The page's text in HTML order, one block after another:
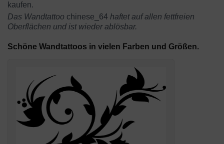
kaufen.
Das Wandtattoo chinese_64 haftet auf allen fettfreien
Oberflächen und ist wieder ablösbar.
Schöne Wandtattoos in vielen Farben und Größen.